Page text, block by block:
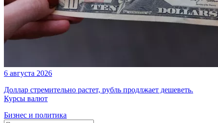
6 августа 2026
Доллар стремительно растет, рубль продлжает дешеветь.
Курсы валют
Бизнес и политика